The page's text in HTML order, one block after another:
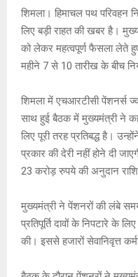
A
p
p
o
o
k
g
e
शिमला। हिमाचल पथ परिवहन
लिए बड़ी राहत की खबर है।
को लेकर महत्वपूर्ण फैसला लेते
महीने 7 से 10 तारीख के बीच
शिमला में एचआरटीसी पेंशनर्स
साथ हुई बैठक में मुख्यमंत्री ने
लिए पूरी तरह प्रतिबद्ध है।
प्रकार की देरी नहीं होने दी
23 करोड़ रुपये की अनुदान
मुख्यमंत्री ने पेंशनरों की लंबे
प्रतिपूर्ति दावों के निपटारे के
की। इससे हजारों सेवानिवृत्त